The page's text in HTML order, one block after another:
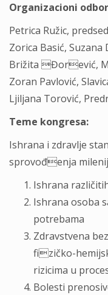
Organizacioni odbor
Petrica Ružic,
Zorica Basić,
Brižita Đorević,
Zoran Pavlović,
Ljiljana Torović,
Teme kongresa:
Ishrana i zdravlje
sprovođenja
Ishrana
Ishrana osoba
potrebama
Zdravstvena
fizičko-
rizicima u
Bolesti